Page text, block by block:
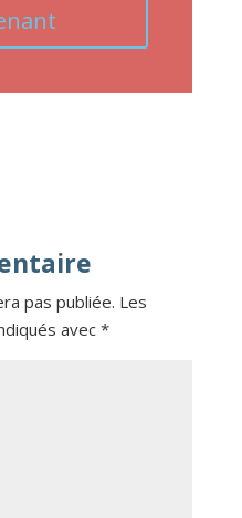
pas publiée. Les
avec *